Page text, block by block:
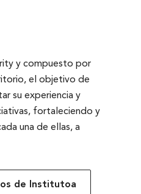
y compuesto por
el objetivo de
su experiencia y
fortaleciendo y
una de ellas, a
de Institutoa